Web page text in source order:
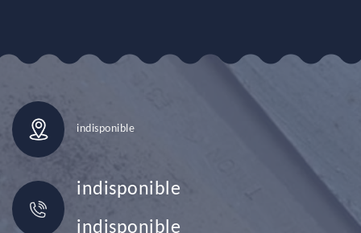
indisponible
indisponible
indisponible